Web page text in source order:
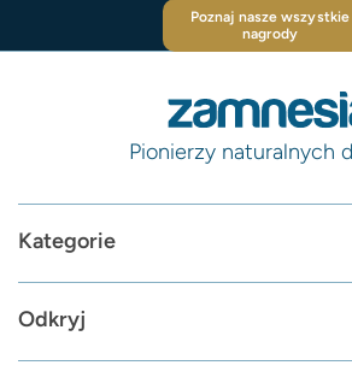
Poznaj nasze wszystkie
nagrody
Pionierzy naturalnych
Kategorie
Odkryj